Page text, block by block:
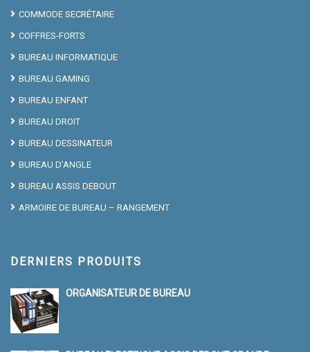
COMMODE SECRÉTAIRE
COFFRES-FORTS
BUREAU INFORMATIQUE
BUREAU GAMING
BUREAU ENFANT
BUREAU DROIT
BUREAU DESSINATEUR
BUREAU D’ANGLE
BUREAU ASSIS DEBOUT
ARMOIRE DE BUREAU – RANGEMENT
DERNIERS PRODUITS
ORGANISATEUR DE BUREAU